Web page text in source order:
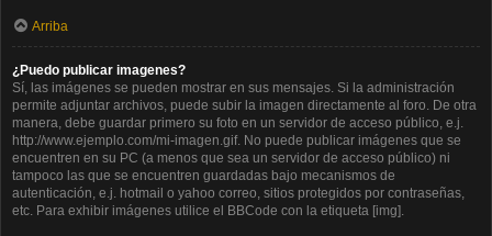
Arriba
¿Puedo publicar imagenes?
Sí, las imágenes se pueden mostrar en sus mensajes. Si la administración
permite adjuntar archivos, puede subir la imagen directamente al foro. De otra
manera, debe guardar primero su foto en un servidor de acceso público, e.j.
http://www.ejemplo.com/mi-imagen.gif. No puede publicar imágenes que se
encuentren en su PC (a menos que sea un servidor de acceso público) ni
tampoco las que se encuentren guardadas bajo mecanismos de
autenticación, e.j. hotmail o yahoo correo, sitios protegidos por contraseñas,
etc. Para exhibir imágenes utilice el BBCode con la etiqueta [img].